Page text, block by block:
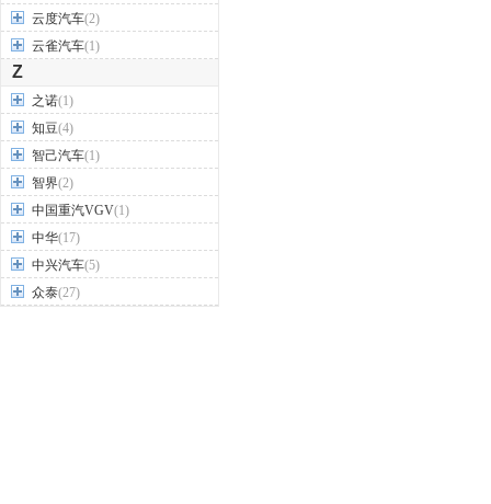
云度汽车(2)
云雀汽车(1)
Z
之诺(1)
知豆(4)
智己汽车(1)
智界(2)
中国重汽VGV(1)
中华(17)
中兴汽车(5)
众泰(27)